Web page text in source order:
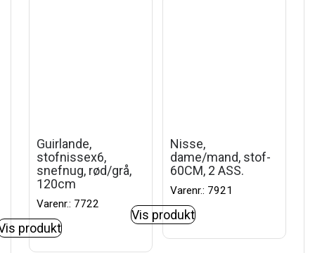
Guirlande,
stofnissex6,
snefnug, rød/grå,
120cm
Varenr.: 7722
produkt
Nisse,
dame/mand, stof-
60CM, 2 ASS.
Varenr.: 7921
Vis produkt